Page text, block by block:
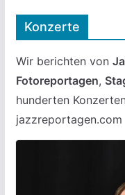
Konzerte
Wir berichten von
Fotoreportagen,
hunderten
jazzreportagen.com